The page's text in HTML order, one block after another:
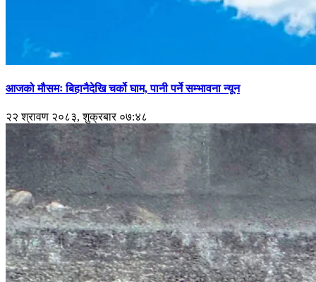
आजको मौसमः बिहानैदेखि चर्को घाम, पानी पर्ने सम्भावना न्यून
२२ श्रावण २०८३, शुक्रबार ०७:४८